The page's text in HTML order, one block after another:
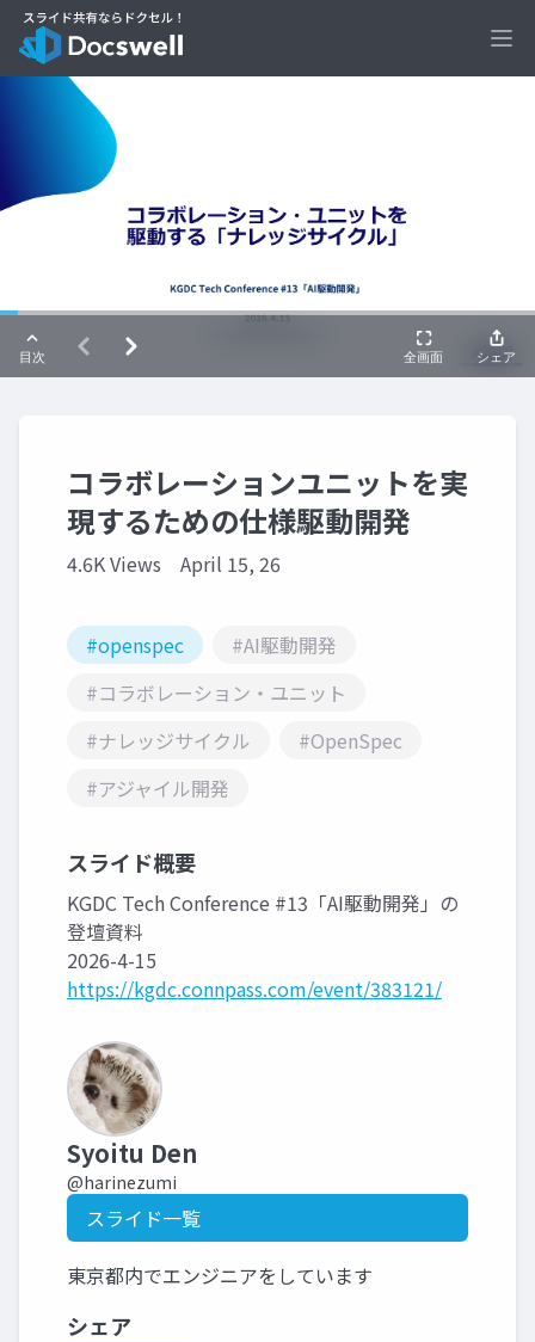
コラボレーションユニットを実
現するための仕様駆動開発
4.6K Views April 15, 26
#openspec
#AI駆動開発
#コラボレーション・ユニット
#ナレッジサイクル
#OpenSpec
#アジャイル開発
スライド概要
KGDC Tech Conference #13「AI駆動開発」の
登壇資料
2026-4-15
https://kgdc.connpass.com/event/383121/
Syoitu Den
@harinezumi
スライド一覧
東京都内でエンジニアをしています
シェア